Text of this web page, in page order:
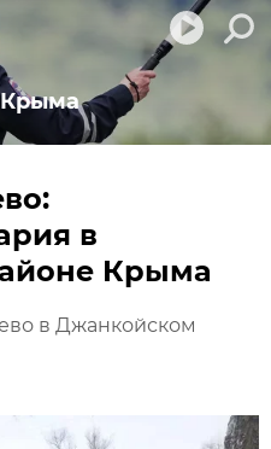
Крыма
в
Крыма
в Джанкойском